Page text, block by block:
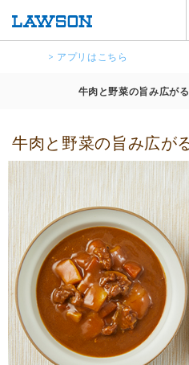
> アプリはこちら
牛肉と野菜の旨み広が
牛肉と野菜の旨み広が